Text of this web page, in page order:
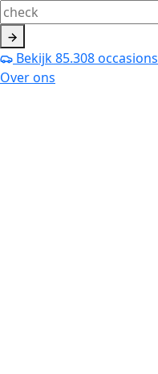
Bekijk85.308occasions
Over ons